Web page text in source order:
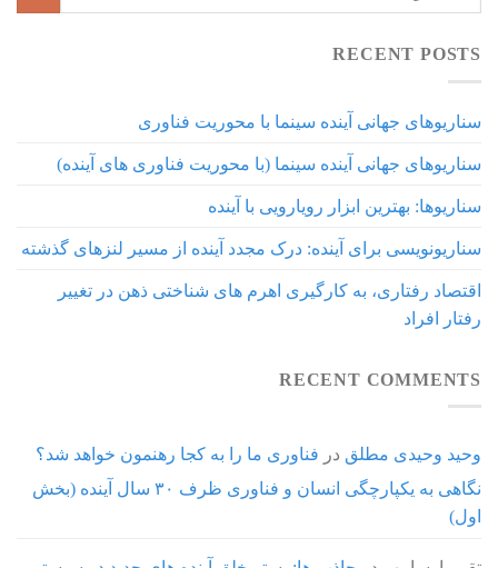
RECENT POSTS
سناریوهای جهانی آینده سینما با محوریت فناوری
سناریوهای جهانی آینده سینما (با محوریت فناوری های آینده)
سناریوها: بهترین ابزار رویارویی با آینده
سناریونویسی برای آینده: درک مجدد آینده از مسیر لنزهای گذشته
اقتصاد رفتاری، به کارگیری اهرم های شناختی ذهن در تغییر
رفتار افراد
RECENT COMMENTS
وحید وحیدی مطلق در فناوری ما را به کجا رهنمون خواهد شد؟
نگاهی به یکپارچگی انسان و فناوری ظرف ۳۰ سال آینده (بخش
اول)